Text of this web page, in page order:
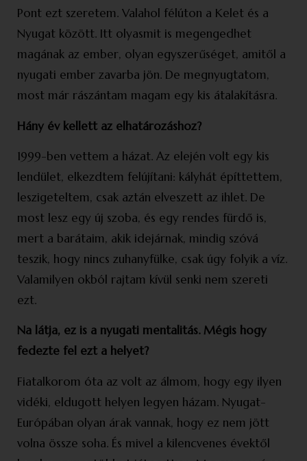
Pont ezt szeretem. Valahol félúton a Kelet és a
Nyugat között. Itt olyasmit is megengedhet
magának az ember, olyan egyszerűséget, amitől a
nyugati ember zavarba jön. De megnyugtatom,
most már rászántam magam egy kis átalakításra.
Hány év kellett az elhatározáshoz?
1999-ben vettem a házat. Az elején volt egy kis
lendület, elkezdtem felújítani: kályhát építtettem,
leszigeteltem, csak aztán elveszett az ihlet. De
most lesz egy új szoba, és egy rendes fürdő is,
mert a barátaim, akik idejárnak, mindig szóvá
teszik, hogy nincs zuhanyfülke, csak úgy folyik a víz.
Valamilyen okból rajtam kívül senki nem szereti
ezt.
Na látja, ez is a nyugati mentalitás. Mégis hogy
fedezte fel ezt a helyet?
Fiatalkorom óta az volt az álmom, hogy egy ilyen
vidéki, eldugott helyen legyen házam. Nyugat-
Európában olyan árak vannak, hogy ez nem jött
volna össze soha. És mivel a kilencvenes évektől